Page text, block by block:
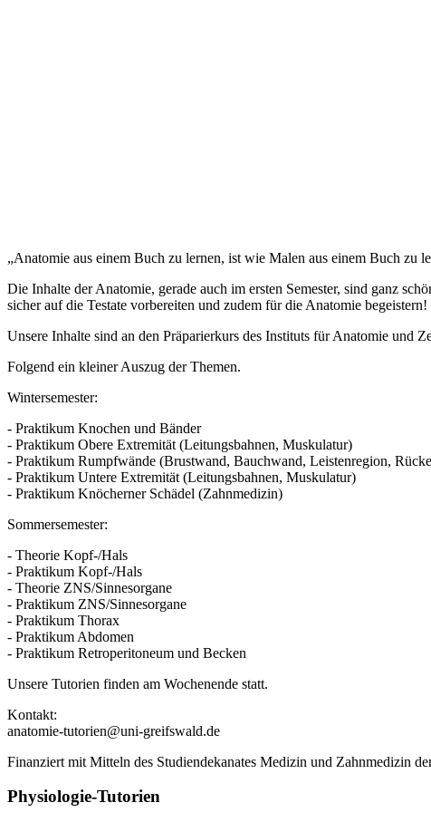
„Anatomie aus einem Buch zu lernen, ist wie Malen aus einem Buch zu
Die Inhalte der Anatomie, gerade auch im ersten Semester, sind ganz
sicher auf die Testate vorbereiten und zudem für die Anatomie begeistern!
Unsere Inhalte sind an den Präparierkurs des Instituts für Anatomie und
Folgend ein kleiner Auszug der Themen.
Wintersemester:
- Praktikum Knochen und Bänder
- Praktikum Obere Extremität (Leitungsbahnen, Muskulatur)
- Praktikum Rumpfwände (Brustwand, Bauchwand, Leistenregion,
- Praktikum Untere Extremität (Leitungsbahnen, Muskulatur)
- Praktikum Knöcherner Schädel (Zahnmedizin)
Sommersemester:
- Theorie Kopf-/Hals
- Praktikum Kopf-/Hals
- Theorie ZNS/Sinnesorgane
- Praktikum ZNS/Sinnesorgane
- Praktikum Thorax
- Praktikum Abdomen
- Praktikum Retroperitoneum und Becken
Unsere Tutorien finden am Wochenende statt.
Kontakt:
anatomie-tutorien@uni-greifswald.de
Finanziert mit Mitteln des Studiendekanates Medizin und Zahnmedizin
Physiologie-Tutorien